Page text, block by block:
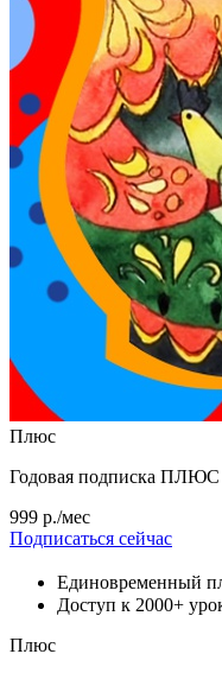
Плюс
Годовая подписка ПЛЮС
999 р./мес
Подписаться сейчас
Единовременный
Доступ к 2000+
Плюс